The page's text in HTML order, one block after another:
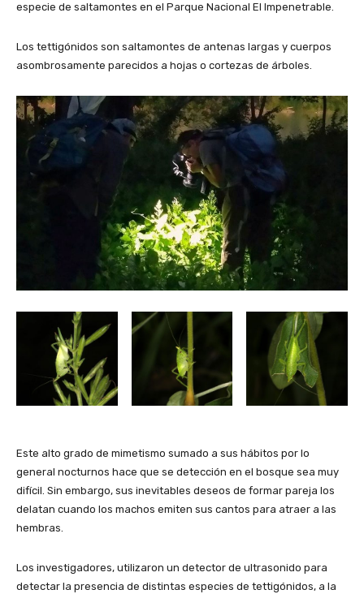
especie de saltamontes en el Parque Nacional El Impenetrable.
Los tettigónidos son saltamontes de antenas largas y cuerpos
asombrosamente parecidos a hojas o cortezas de árboles.
Este alto grado de mimetismo sumado a sus hábitos por lo
general nocturnos hace que se detección en el bosque sea muy
difícil. Sin embargo, sus inevitables deseos de formar pareja los
delatan cuando los machos emiten sus cantos para atraer a las
hembras.
Los investigadores, utilizaron un detector de ultrasonido para
detectar la presencia de distintas especies de tettigónidos, a la